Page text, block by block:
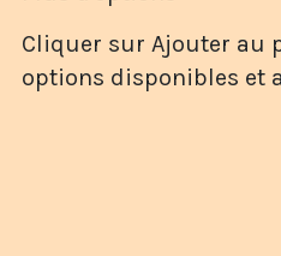
Cliquer sur Ajouter au
options disponibles et